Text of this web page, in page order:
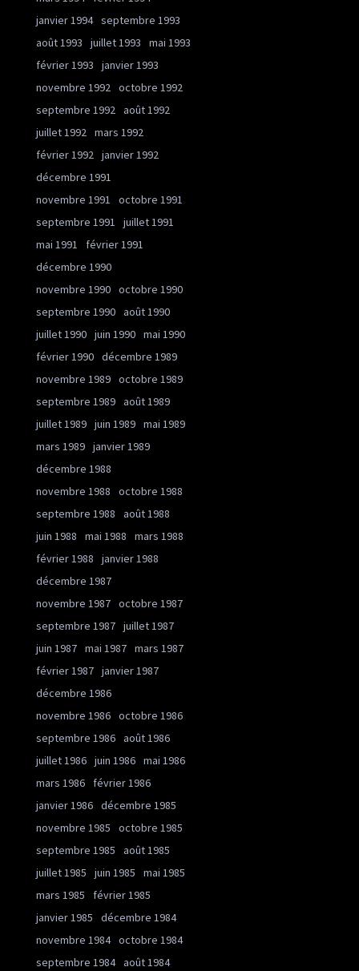
janvier 1994 septembre 1993
août 1993
juillet 1993
mai 1993
février 1993
janvier 1993
novembre 1992 octobre 1992
septembre 1992 août 1992
juillet 1992 mars 1992
février 1992 janvier 1992
décembre 1991
novembre 1991
octobre 1991
septembre 1991
juillet 1991
mai 1991
février 1991
décembre 1990
novembre 1990 octobre 1990
septembre 1990 août 1990
juillet 1990 juin 1990 mai 1990
février 1990 décembre 1989
novembre 1989 octobre 1989
septembre 1989 août 1989
juillet 1989 juin 1989 mai 1989
mars 1989 janvier 1989
décembre 1988
novembre 1988
octobre 1988
septembre 1988
août 1988
juin 1988
mai 1988
mars 1988
février 1988
janvier 1988
décembre 1987
novembre 1987 octobre 1987
septembre 1987 juillet 1987
juin 1987 mai 1987 mars 1987
février 1987 janvier 1987
décembre 1986
novembre 1986 octobre 1986
septembre 1986 août 1986
juillet 1986 juin 1986 mai 1986
mars 1986
février 1986
janvier 1986 décembre 1985
novembre 1985
octobre 1985
septembre 1985
août 1985
juillet 1985
juin 1985
mai 1985
mars 1985
février 1985
janvier 1985
décembre 1984
novembre 1984 octobre 1984
septembre 1984 août 1984